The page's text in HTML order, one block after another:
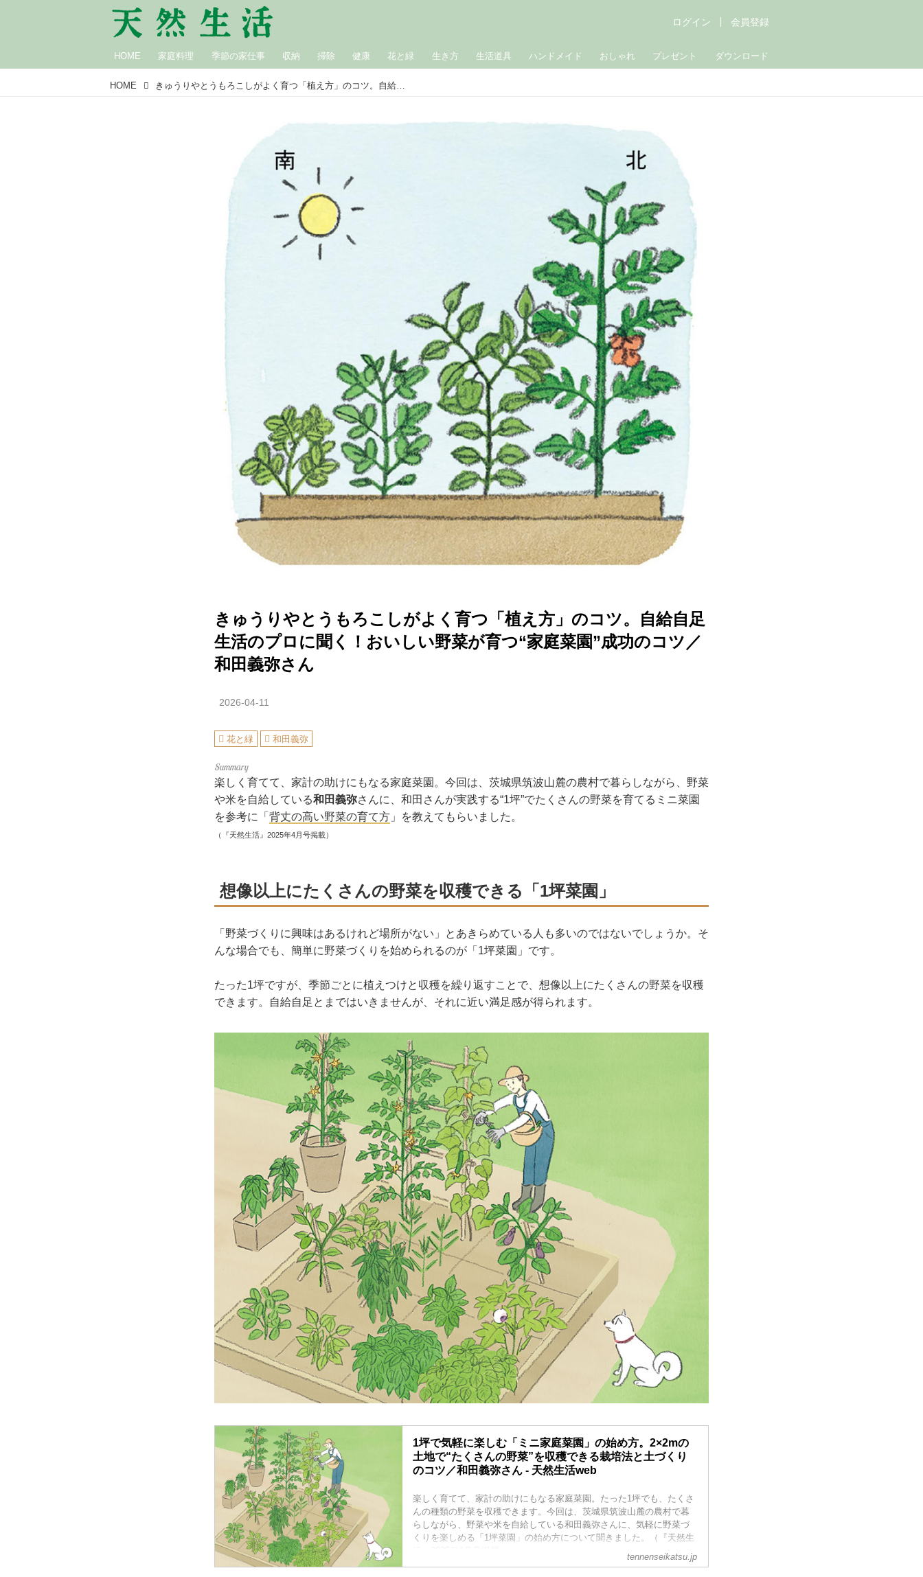
HOME 家庭料理 季節の家仕事 収納 掃除 健康 花と緑 生き方 生活道具 ハンドメイド おしゃれ プレゼント ダウンロード
ログイン 会員登録
HOME きゅうりやとうもろこしがよく育つ「植え方」のコツ。自給自足生活のプロに聞く！おいしい野菜が育つ“家庭菜園”成功のコツ／和田義弥さん
きゅうりやとうもろこしがよく育つ「植え方」のコツ。自給自足
生活のプロに聞く！おいしい野菜が育つ“家庭菜園”成功のコツ／
和田義弥さん
2026-04-11
花と緑 和田義弥
楽しく育てて、家計の助けにもなる家庭菜園。今回は、茨城県筑波山麓の農村で暮らしながら、野菜
や米を自給している和田義弥さんに、和田さんが実践する“1坪”でたくさんの野菜を育てるミニ菜園
を参考に「 背丈の高い野菜の育て方 」を教えてもらいました。
（『天然生活』2025年4月号掲載）
想像以上にたくさんの野菜を収穫できる「1坪菜園」
「野菜づくりに興味はあるけれど場所がない」とあきらめている人も多いのではないでしょうか。そ
んな場合でも、簡単に野菜づくりを始められるのが「1坪菜園」です。
たった1坪ですが、季節ごとに植えつけと収穫を繰り返すことで、想像以上にたくさんの野菜を収穫
できます。自給自足とまではいきませんが、それに近い満足感が得られます。
1坪で気軽に楽しむ「ミニ家庭菜園」の始め方。2×2mの
土地で“たくさんの野菜”を収穫できる栽培法と土づくり
のコツ／和田義弥さん - 天然生活web
楽しく育てて、家計の助けにもなる家庭菜園。たった1坪でも、たくさ
んの種類の野菜を収穫できます。今回は、茨城県筑波山麓の農村で暮
らしながら、野菜や米を自給している和田義弥さんに、気軽に野菜づ
くりを楽しめる「1坪菜園」の始め方について聞きました。（『天然生
tennenseikatsu.jp